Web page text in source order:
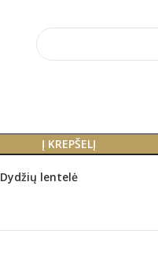
Į KREPŠELĮ
Dydžių lentelė